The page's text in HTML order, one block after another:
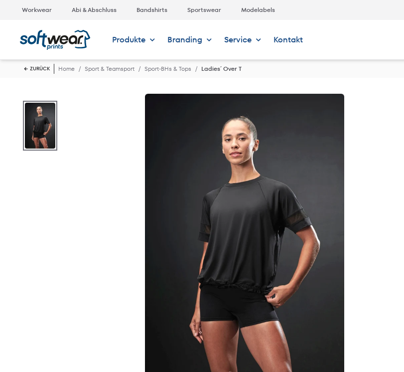
Workwear Abi & Abschluss Bandshirts Sportswear Modelabels
Produkte Branding Service Kontakt
ZURÜCK Home Sport & Teamsport Sport-BHs & Tops Ladies´ Over T